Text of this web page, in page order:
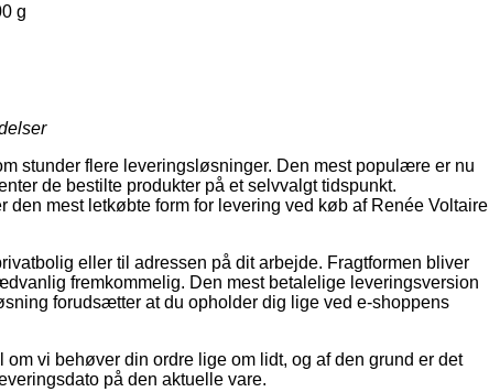
g
stunder flere leveringsløsninger. Den mest populære er nu
de bestilte produkter på et selvvalgt tidspunkt.
den mest letkøbte form for levering ved køb af Renée Voltaire
eller til adressen på dit arbejde. Fragtformen bliver
fremkommelig. Den mest betalelige leveringsversion
forudsætter at du opholder dig lige ved e-shoppens
vi behøver din ordre lige om lidt, og af den grund er det
på den aktuelle vare.